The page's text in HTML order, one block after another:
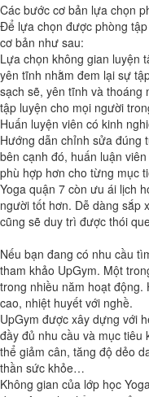
Các bước cơ bản lựa chọn
Để lựa chọn được phòng
cơ bản như sau:
Lựa chọn không gian luyện
yên tĩnh nhằm đem lại sự
sạch sẽ, yên tĩnh và
tập luyện cho mọi người
Huấn luyện viên có kinh
Hướng dẫn chỉnh sửa đúng
bên cạnh đó, huấn luận
phù hợp hơn cho từng mục
Yoga quận 7 còn ưu ái lịch
người tốt hơn. Dễ dàng sắp
cũng sẽ duy trì được thói
Nếu bạn đang có nhu cầu
tham khảo UpGym. Một
trong nhiều năm hoạt động.
cao, nhiệt huyết với nghề.
UpGym được xây dựng với
đầy đủ nhu cầu và mục tiêu
thể giảm cân, tăng độ dẻo
thần sức khỏe…
Không gian của lớp học